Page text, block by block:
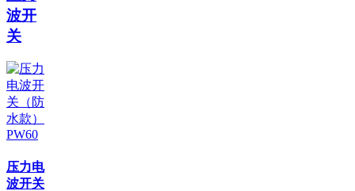
波开
关
压力电
波开关